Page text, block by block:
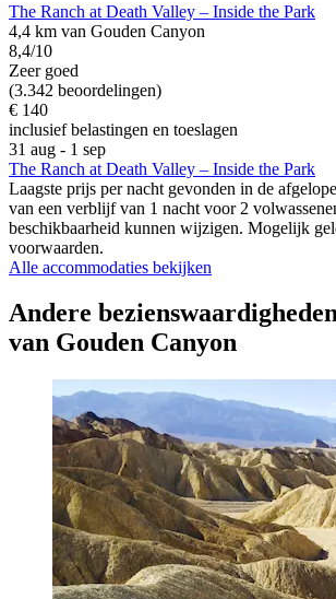
The Ranch at Death Valley – Inside the Park
4,4 km van Gouden Canyon
8,4/10
Zeer goed
(3.342 beoordelingen)
€ 140
inclusief belastingen en toeslagen
31 aug - 1 sep
The Ranch at Death Valley – Inside the Park
Laagste prijs per nacht gevonden in de
van een verblijf van 1 nacht voor 2
beschikbaarheid kunnen wijzigen. Mogelijk
voorwaarden.
Alle accommodaties bekijken
Andere
van Gouden Canyon